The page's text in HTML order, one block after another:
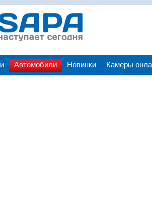
Автомобили Новинки Камеры